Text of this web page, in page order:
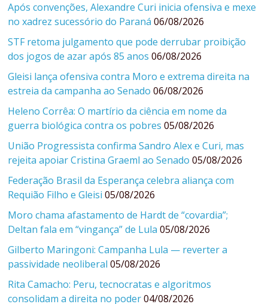
Após convenções, Alexandre Curi inicia ofensiva e mexe
no xadrez sucessório do Paraná 06/08/2026
STF retoma julgamento que pode derrubar proibição
dos jogos de azar após 85 anos 06/08/2026
Gleisi lança ofensiva contra Moro e extrema direita na
estreia da campanha ao Senado 06/08/2026
Heleno Corrêa: O martírio da ciência em nome da
guerra biológica contra os pobres 05/08/2026
União Progressista confirma Sandro Alex e Curi, mas
rejeita apoiar Cristina Graeml ao Senado 05/08/2026
Federação Brasil da Esperança celebra aliança com
Requião Filho e Gleisi 05/08/2026
Moro chama afastamento de Hardt de “covardia”;
Deltan fala em “vingança” de Lula 05/08/2026
Gilberto Maringoni: Campanha Lula — reverter a
passividade neoliberal 05/08/2026
Rita Camacho: Peru, tecnocratas e algoritmos
consolidam a direita no poder 04/08/2026